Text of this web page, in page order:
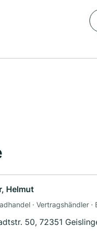
Helmut
· Vertragshändler ·
·
50, 72351